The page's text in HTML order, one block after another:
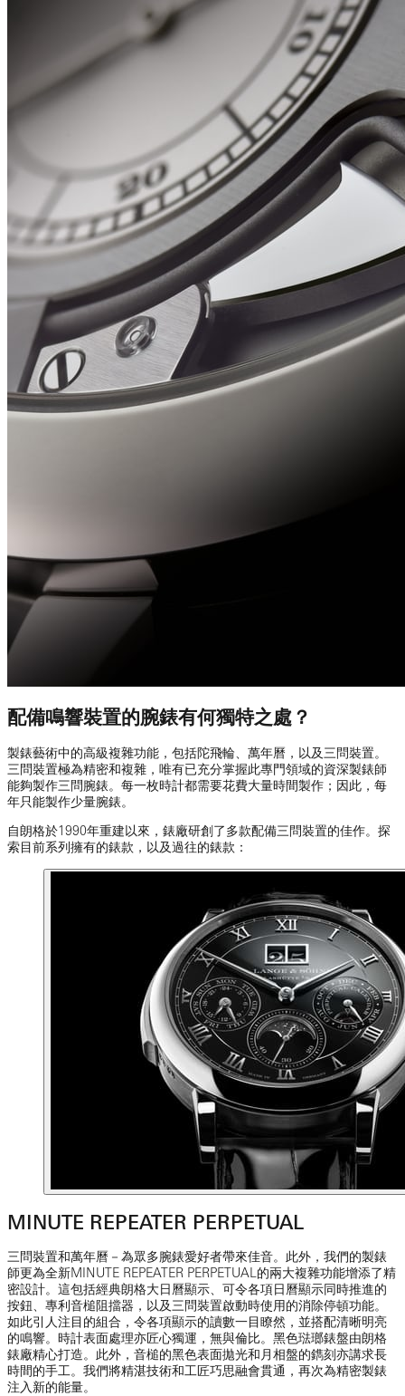
配備鳴響裝置的腕錶有何獨特之處？
製錶藝術中的高級複雜功能，包括陀飛輪、萬年曆，以及三問裝置。
三問裝置極為精密和複雜，唯有已充分掌握此專門領域的資深製錶師
能夠製作三問腕錶。每一枚時計都需要花費大量時間製作；因此，每
年只能製作少量腕錶。
自朗格於1990年重建以來，錶廠研創了多款配備三問裝置的佳作。探
索目前系列擁有的錶款，以及過往的錶款：
MINUTE REPEATER PERPETUAL
三問裝置和萬年曆－為眾多腕錶愛好者帶來佳音。此外，我們的製錶
師更為全新MINUTE REPEATER PERPETUAL的兩大複雜功能增添了精
密設計。這包括經典朗格大日曆顯示、可令各項日曆顯示同時推進的
按鈕、專利音槌阻擋器，以及三問裝置啟動時使用的消除停頓功能。
如此引人注目的組合，令各項顯示的讀數一目瞭然，並搭配清晰明亮
的鳴響。時計表面處理亦匠心獨運，無與倫比。黑色琺瑯錶盤由朗格
錶廠精心打造。此外，音槌的黑色表面拋光和月相盤的鐫刻亦講求長
時間的手工。我們將精湛技術和工匠巧思融會貫通，再次為精密製錶
注入新的能量。